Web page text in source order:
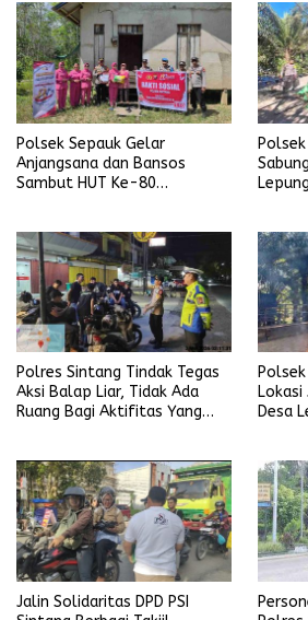
Polsek Sepauk Gelar
Anjangsana dan Bansos
Sambut HUT Ke-80
Polres Sintang Tindak Tegas
Aksi Balap Liar, Tidak Ada
Ruang Bagi Aktifitas Yang
Lokasi
Desa
Jalin Solidaritas DPD PSI